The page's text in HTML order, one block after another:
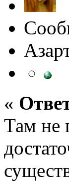
«
Там не